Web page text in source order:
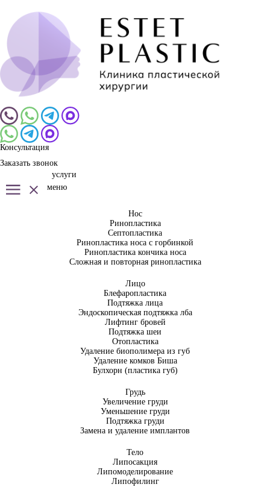
Консультация
Заказать звонок
услуги
меню
Нос
Ринопластика
Септопластика
Ринопластика носа с горбинкой
Ринопластика кончика носа
Сложная и повторная ринопластика
Лицо
Блефаропластика
Подтяжка лица
Эндоскопическая подтяжка лба
Лифтинг бровей
Подтяжка шеи
Отопластика
Удаление биополимера из губ
Удаление комков Биша
Булхорн (пластика губ)
Грудь
Увеличение груди
Уменьшение груди
Подтяжка груди
Замена и удаление имплантов
Тело
Липосакция
Липомоделирование
Липофилинг